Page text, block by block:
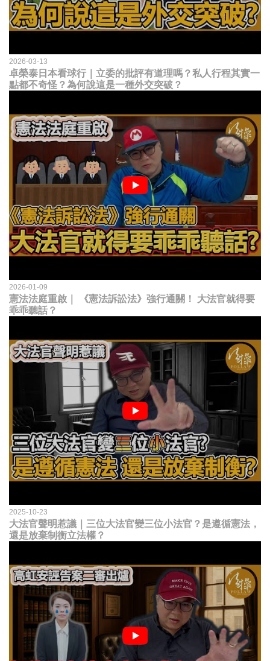
2026-03-13
卓榮泰日本看球行｜立委的批評有道理嗎？私人行程其實一
點都不奇怪？為何說這是一種外交突破？
2026-01-09
憲法法庭重啟｜ 《憲法訴訟法》強行通關！ 大法官就得要
乖乖聽話？
2025-10-23
大法官聲明惹議｜三位大法官變三位小法官？是遵循憲法，
還是放棄制衡立法權？